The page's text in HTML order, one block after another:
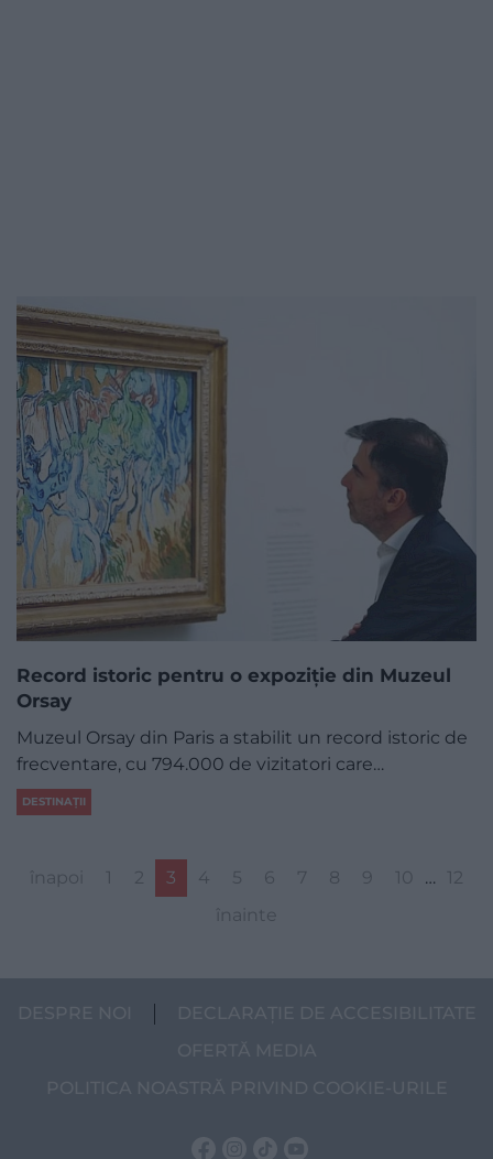
​Record istoric pentru o expoziţie din Muzeul
Orsay
Muzeul Orsay din Paris a stabilit un record istoric de
frecventare, cu 794.000 de vizitatori care…
DESTINAȚII
înapoi 2 3 4 5 6 7 8 9 10 …
12
înainte